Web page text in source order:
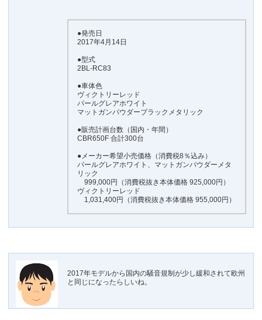
●発売日
2017年4月14日
●型式
2BL-RC83
●車体色
ヴィクトリーレッド
パールグレアホワイト
マットガンパウダーブラックメタリック
●販売計画台数（国内・年間）
CBR650F 合計300台
●メーカー希望小売価格（消費税8％込み）
パールグレアホワイト、マットガンパウダーメタ
リック
999,000円（消費税抜き本体価格 925,000円）
ヴィクトリーレッド
1,031,400円（消費税抜き本体価格 955,000円）
2017年モデルから国内の騒音規制が少し緩和されて欧州
と同じになったらしいね。